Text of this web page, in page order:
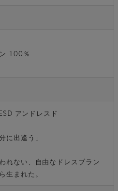
100％
アンドレスド
に出逢う」
れない、自由なドレスブラン
生まれた。